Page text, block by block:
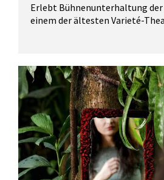
Erlebt Bühnenunterhaltung der
einem der ältesten Varieté-